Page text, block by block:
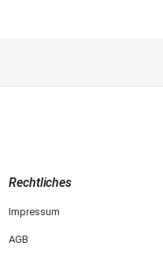
Rechtliches
Impressum
AGB